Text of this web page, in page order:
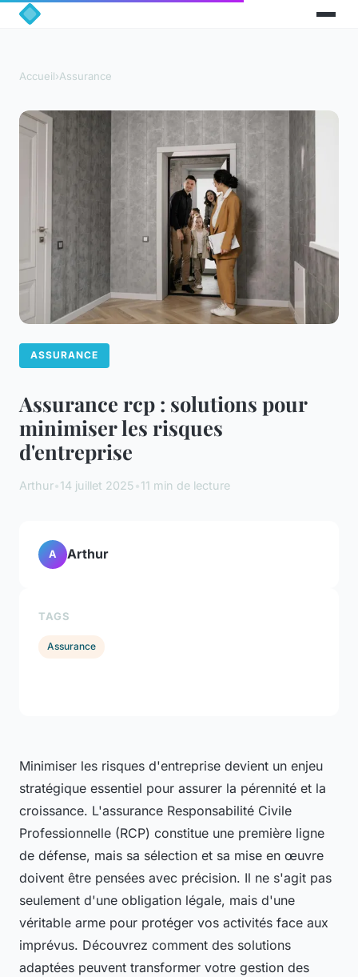
Accueil›Assurance
ASSURANCE
Assurance rcp : solutions pour
minimiser les risques
d'entreprise
Arthur•14 juillet 2025•11 min de lecture
Minimiser les risques d'entreprise devient un enjeu
stratégique essentiel pour assurer la pérennité et la
croissance. L'assurance Responsabilité Civile
Professionnelle (RCP) constitue une première ligne
de défense, mais sa sélection et sa mise en œuvre
doivent être pensées avec précision. Il ne s'agit pas
seulement d'une obligation légale, mais d'une
véritable arme pour protéger vos activités face aux
imprévus. Découvrez comment des solutions
adaptées peuvent transformer votre gestion des
A Arthur
TAGS
Assurance